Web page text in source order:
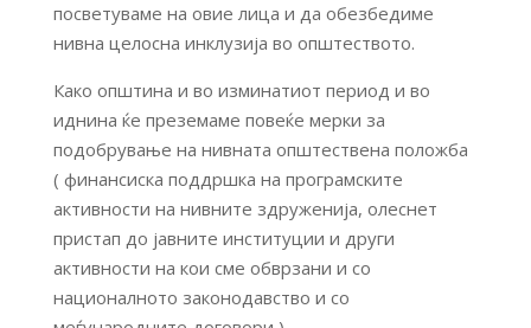
посветуваме на овие лица и да обезбедиме
нивна целосна инклузија во општеството.
Како општина и во изминатиот период и во
иднина ќе преземаме повеќе мерки за
подобрување на нивната општествена положба
( финансиска поддршка на програмските
активности на нивните здруженија, олеснет
пристап до јавните институции и други
активности на кои сме обврзани и со
националното законодавство и со